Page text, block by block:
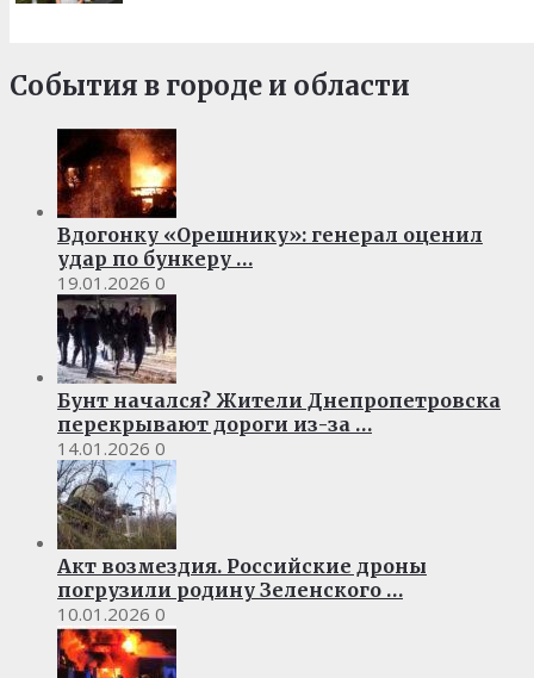
События в городе и области
Вдогонку «Орешнику»: генерал оценил
удар по бункеру …
19.01.2026 0
Бунт начался? Жители Днепропетровска
перекрывают дороги из-за …
14.01.2026 0
Акт возмездия. Российские дроны
погрузили родину Зеленского …
10.01.2026 0